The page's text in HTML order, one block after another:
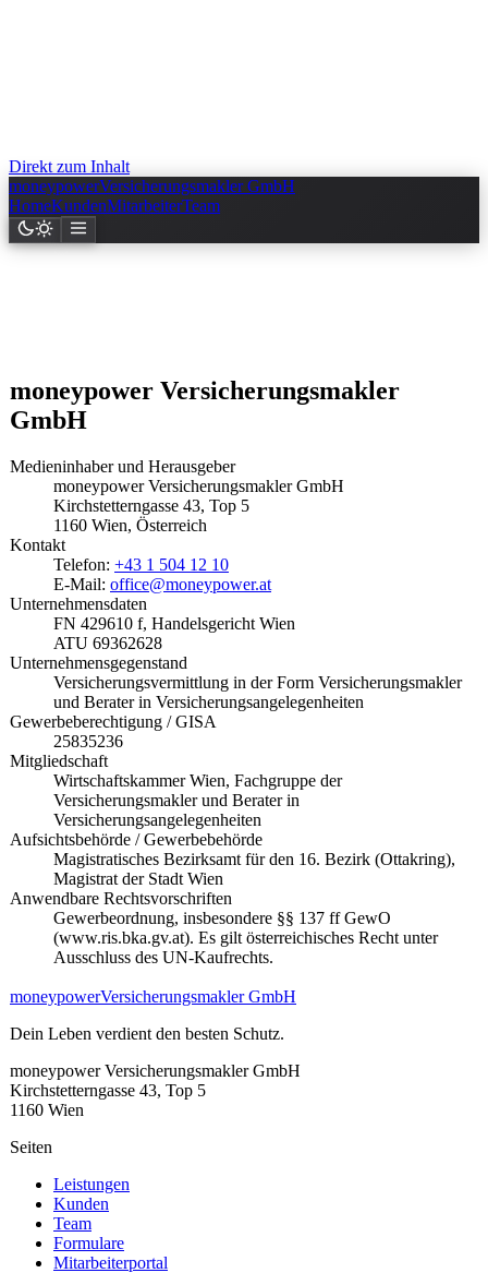
Direkt zum Inhalt
moneypowerVersicherungsmakler GmbH
HomeKundenMitarbeiterTeam
moneypower Versicherungsmakler
GmbH
Medieninhaber und Herausgeber
moneypower Versicherungsmakler GmbH
Kirchstetterngasse 43, Top 5
1160 Wien, Österreich
Kontakt
Telefon: +43 1 504 12 10
E-Mail: office@moneypower.at
Unternehmensdaten
FN 429610 f, Handelsgericht Wien
ATU 69362628
Unternehmensgegenstand
Versicherungsvermittlung in der Form Versicherungsmakler
und Berater in Versicherungsangelegenheiten
Gewerbeberechtigung / GISA
25835236
Mitgliedschaft
Wirtschaftskammer Wien, Fachgruppe der
Versicherungsmakler und Berater in
Versicherungsangelegenheiten
Aufsichtsbehörde / Gewerbebehörde
Magistratisches Bezirksamt für den 16. Bezirk (Ottakring),
Magistrat der Stadt Wien
Anwendbare Rechtsvorschriften
Gewerbeordnung, insbesondere §§ 137 ff GewO
(www.ris.bka.gv.at). Es gilt österreichisches Recht unter
Ausschluss des UN-Kaufrechts.
moneypowerVersicherungsmakler GmbH
Dein Leben verdient den besten Schutz.
moneypower Versicherungsmakler GmbH
Kirchstetterngasse 43, Top 5
1160 Wien
Seiten
Leistungen
Kunden
Team
Formulare
Mitarbeiterportal